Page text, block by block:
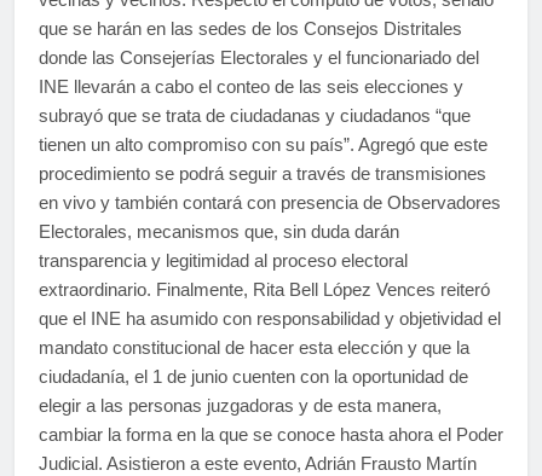
que se harán en las sedes de los Consejos Distritales
donde las Consejerías Electorales y el funcionariado del
INE llevarán a cabo el conteo de las seis elecciones y
subrayó que se trata de ciudadanas y ciudadanos “que
tienen un alto compromiso con su país”. Agregó que este
procedimiento se podrá seguir a través de transmisiones
en vivo y también contará con presencia de Observadores
Electorales, mecanismos que, sin duda darán
transparencia y legitimidad al proceso electoral
extraordinario. Finalmente, Rita Bell López Vences reiteró
que el INE ha asumido con responsabilidad y objetividad el
mandato constitucional de hacer esta elección y que la
ciudadanía, el 1 de junio cuenten con la oportunidad de
elegir a las personas juzgadoras y de esta manera,
cambiar la forma en la que se conoce hasta ahora el Poder
Judicial. Asistieron a este evento, Adrián Frausto Martín